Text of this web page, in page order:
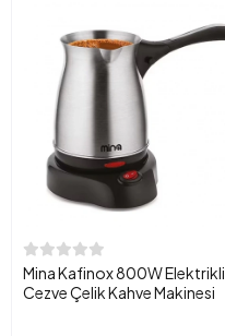
Mina Kafinox 800W Elektrikli
Cezve Çelik Kahve Makinesi